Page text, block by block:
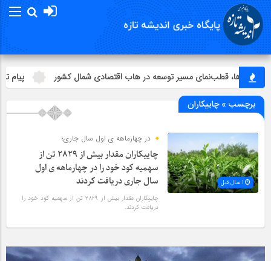
رسانه‌ها، قطب‌نمای مسیر توسعه در هاب اقتصادی شمال كشور پیام
برچسب » چاییکاران
در چهارماهه ی اول سال جاری؛
چاییکاران مقدار بیش از ۲۸۲۹ تن از
سهمیه کود خود را در چهارماهه ی اول
سال جاری دریافت کردند
چاییکاران مقدار بیش از ۲۸۲۹ تن از سهمیه کود خود را
دریافت کردند.